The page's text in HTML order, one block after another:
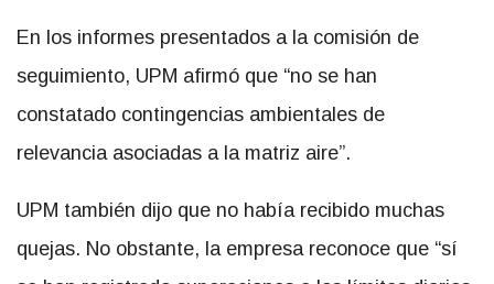
En los informes presentados a la comisión de
seguimiento, UPM afirmó que “no se han
constatado contingencias ambientales de
relevancia asociadas a la matriz aire”.
UPM también dijo que no había recibido muchas
quejas. No obstante, la empresa reconoce que “sí